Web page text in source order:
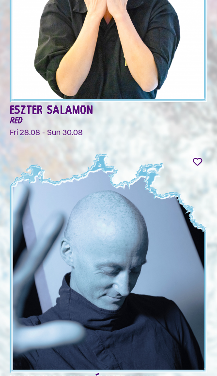
ESZTER SALAMON
RED
Fri 28.08 - Sun 30.08